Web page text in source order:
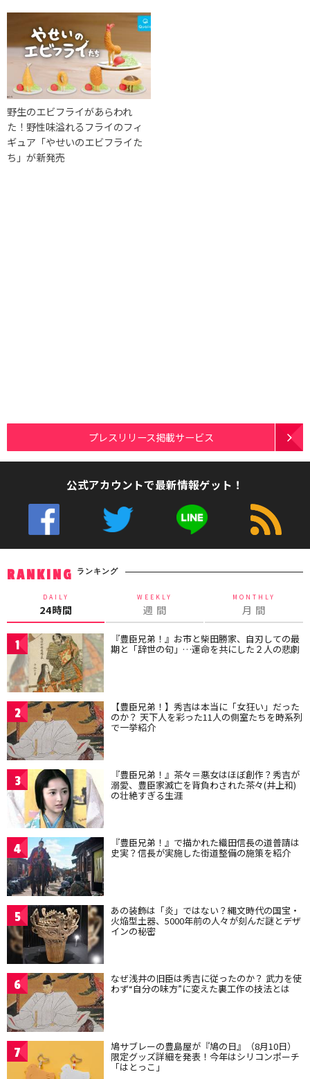
‪‎野生のエビフライがあらわれ
た‬！野性味溢れるフライのフィ
ギュア「やせいのエビフライた
ち」が新発売
プレスリリース掲載サービス
公式アカウントで最新情報ゲット！
RANKING ランキング
DAILY
24時間
WEEKLY
週 間
MONTHLY
月 間
1 『豊臣兄弟！』お市と柴田勝家、自刃しての最
期と「辞世の句」…運命を共にした２人の悲劇
2 【豊臣兄弟！】秀吉は本当に「女狂い」だった
のか？ 天下人を彩った11人の側室たちを時系列
で一挙紹介
3 『豊臣兄弟！』茶々＝悪女はほぼ創作？秀吉が
溺愛、豊臣家滅亡を背負わされた茶々(井上和)
の壮絶すぎる生涯
4 『豊臣兄弟！』で描かれた織田信長の道普請は
史実？信長が実施した街道整備の施策を紹介
5 あの装飾は「炎」ではない？縄文時代の国宝・
火焔型土器、5000年前の人々が刻んだ謎とデザ
インの秘密
6 なぜ浅井の旧臣は秀吉に従ったのか？ 武力を使
わず“自分の味方”に変えた裏工作の技法とは
7 鳩サブレーの豊島屋が『鳩の日』（8月10日）
限定グッズ詳細を発表！今年はシリコンポーチ
「はとっこ」